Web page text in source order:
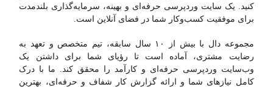
کنید. یک سایت وردپرسی حرفه‌ای و بهینه، سرمایه‌گذاری بلندمدت
برای موفقیت کسب‌وکار شما در فضای آنلاین است.
مجموعه دال با بیش از ۱۰ سال سابقه، تیم متخصص و تعهد به
رضایت مشتری، آماده است تا رؤیای شما برای داشتن یک
وب‌سایت وردپرسی حرفه‌ای و کارآمد را محقق کند. ما با درک
کامل نیازهای شما و ارائه گزارش کار شفاف و حرفه‌ای، بهترین